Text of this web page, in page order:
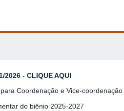
2026 - CLIQUE AQUI
Coordenação e Vice-coordenação
do biênio 2025-2027